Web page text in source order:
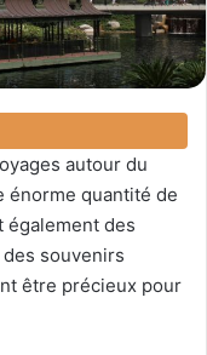
autour du
énorme quantité de
également des
souvenirs
être précieux pour